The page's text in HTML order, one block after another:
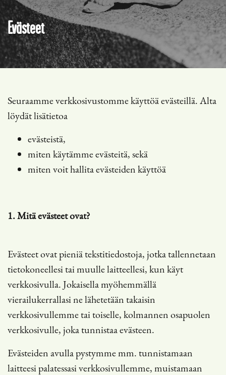
Evästeet
Seuraamme verkkosivustomme käyttöä evästeillä. Alta
löydät lisätietoa
evästeistä,
miten käytämme evästeitä, sekä
miten voit hallita evästeiden käyttöä
1. Mitä evästeet ovat?
Evästeet ovat pieniä tekstitiedostoja, jotka tallennetaan
tietokoneellesi tai muulle laitteellesi, kun käyt
verkkosivulla. Jokaisella myöhemmällä
vierailukerrallasi ne lähetetään takaisin
verkkosivullemme tai toiselle, kolmannen osapuolen
verkkosivulle, joka tunnistaa evästeen.
Evästeiden avulla pystymme mm. tunnistamaan
laitteesi palatessasi verkkosivullemme, muistamaan